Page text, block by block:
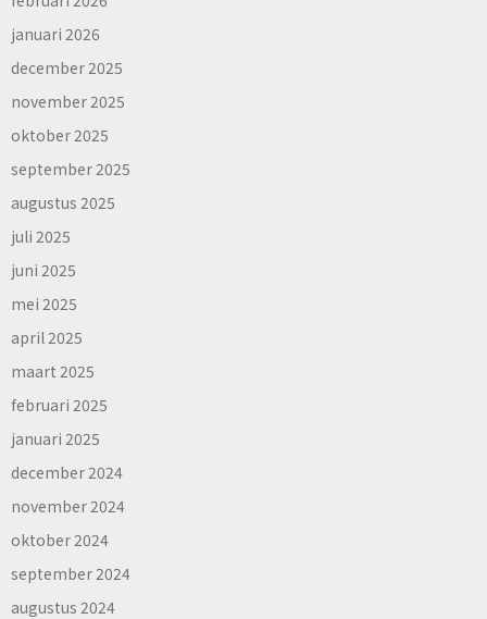
januari 2026
december 2025
november 2025
oktober 2025
september 2025
augustus 2025
juli 2025
juni 2025
mei 2025
april 2025
maart 2025
februari 2025
januari 2025
december 2024
november 2024
oktober 2024
september 2024
augustus 2024